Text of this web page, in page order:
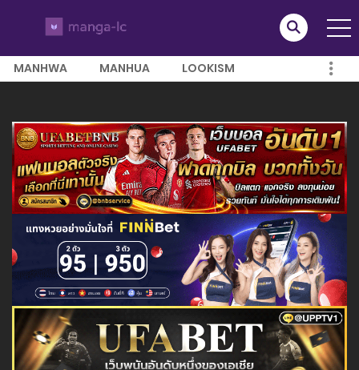
MANHWA MANHUA LOOKISM